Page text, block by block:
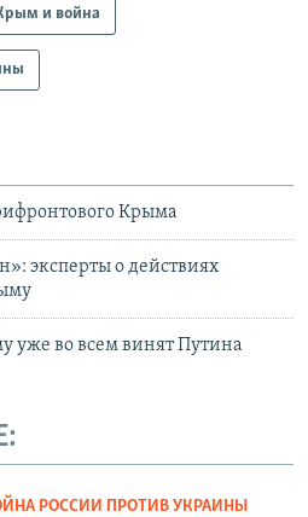
и война
Крыма
эксперты о действиях
уже во всем винят Путина
РОССИИ ПРОТИВ УКРАИНЫ